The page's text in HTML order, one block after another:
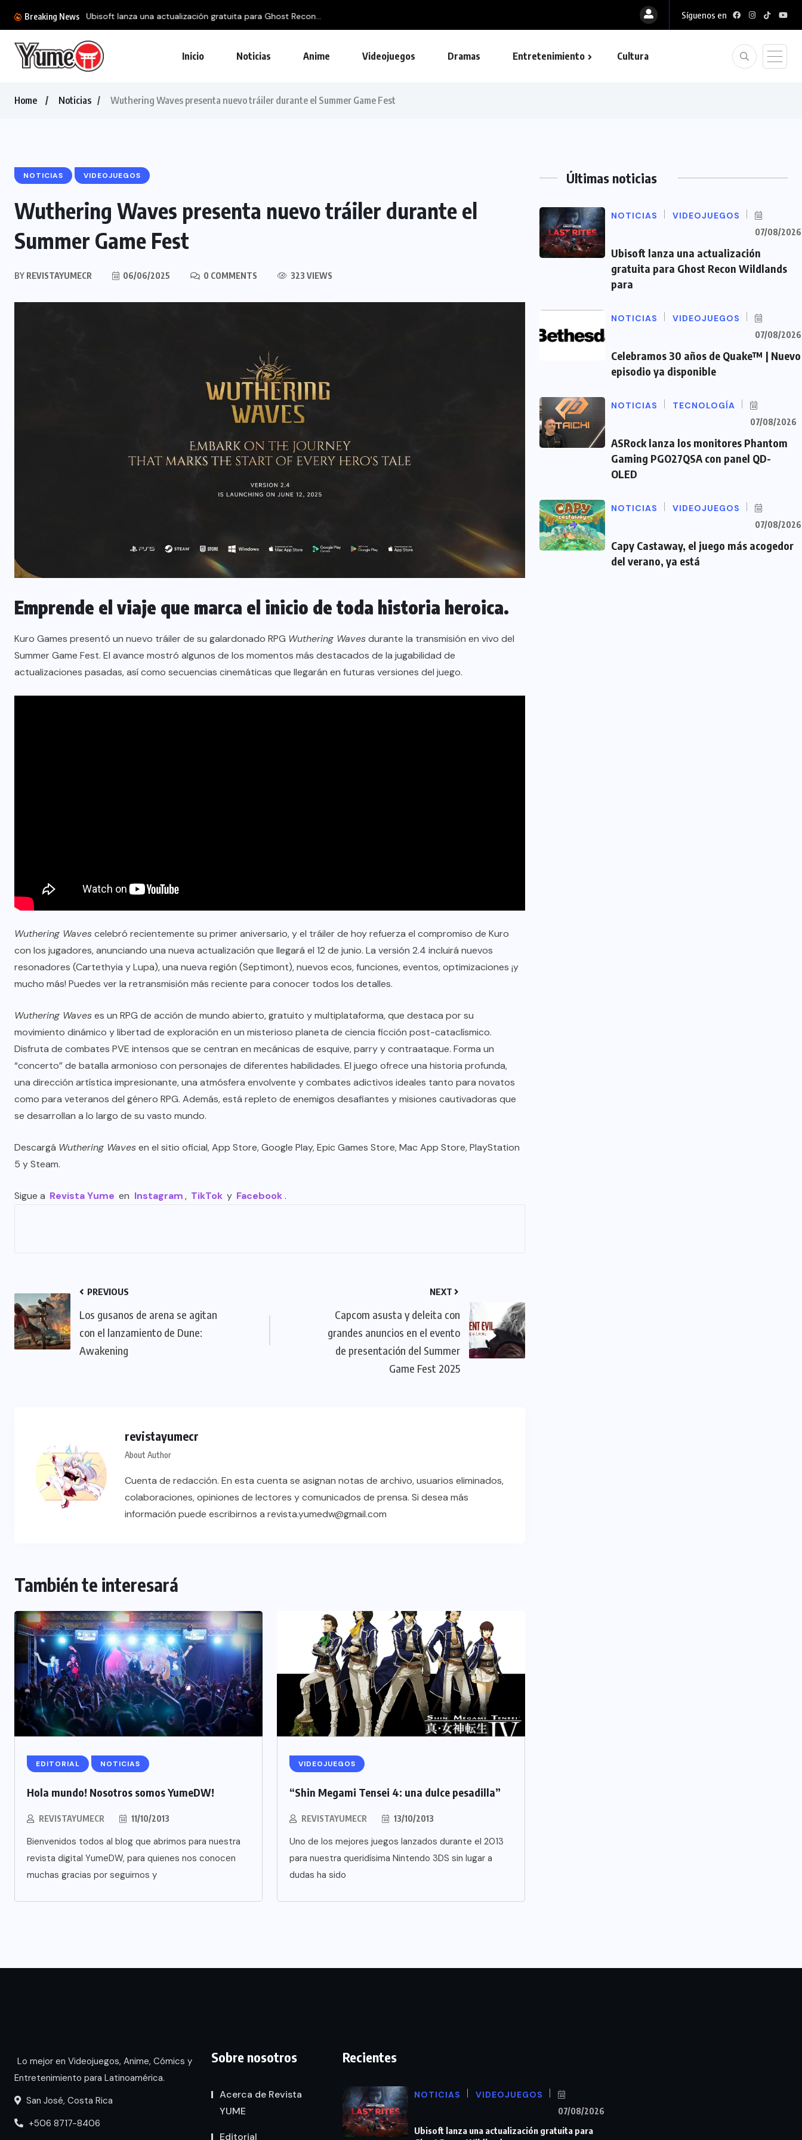
Breaking News Ubisoft lanza una actualización gratuita para Ghost Recon... Síguenos en
Inicio Noticias Anime Videojuegos Dramas Entretenimiento Cultura
Home Noticias Wuthering Waves presenta nuevo tráiler durante el Summer Game Fest
NOTICIAS VIDEOJUEGOS
Wuthering Waves presenta nuevo tráiler durante el
Summer Game Fest
BY REVISTAYUMECR 06/06/2025 0 COMMENTS 323 VIEWS
Emprende el viaje que marca el inicio de toda historia heroica.
Kuro Games presentó un nuevo tráiler de su galardonado RPG Wuthering Wavesdurante la transmisión en vivo del
Summer Game Fest. El avance mostró algunos de los momentos más destacados de la jugabilidad de
actualizaciones pasadas, así como secuencias cinemáticas que llegarán en futuras versiones del juego.
Wuthering Wavescelebró recientemente su primer aniversario, y el tráiler de hoy refuerza el compromiso de Kuro
con los jugadores, anunciando una nueva actualización que llegará el 12 de junio. La versión 2.4 incluirá nuevos
resonadores (Cartethyia y Lupa), una nueva región (Septimont), nuevos ecos, funciones, eventos, optimizaciones ¡y
mucho más! Puedes ver la retransmisión más reciente para conocer todos los detalles.
Wuthering Waveses un RPG de acción de mundo abierto, gratuito y multiplataforma, que destaca por su
movimiento dinámico y libertad de exploración en un misterioso planeta de ciencia ficción post-cataclísmico.
Disfruta de combates PVE intensos que se centran en mecánicas de esquive, parry y contraataque. Forma un
“concerto” de batalla armonioso con personajes de diferentes habilidades. El juego ofrece una historia profunda,
una dirección artística impresionante, una atmósfera envolvente y combates adictivos ideales tanto para novatos
como para veteranos del género RPG. Además, está repleto de enemigos desafiantes y misiones cautivadoras que
se desarrollan a lo largo de su vasto mundo.
Descargá Wuthering Wavesen el sitio oficial, App Store, Google Play, Epic Games Store, Mac App Store, PlayStation
5 y Steam.
Sigue a Revista Yume en Instagram, TikTok y Facebook.
PREVIOUS
Los gusanos de arena se agitan
con el lanzamiento de Dune:
Awakening
NEXT
Capcom asusta y deleita con
grandes anuncios en el evento
de presentación del Summer
Game Fest 2025
revistayumecr
About Author
Cuenta de redacción. En esta cuenta se asignan notas de archivo, usuarios eliminados,
colaboraciones, opiniones de lectores y comunicados de prensa. Si desea más
información puede escribirnos a revista.yumedw@gmail.com
También te interesará
EDITORIAL NOTICIAS
Hola mundo! Nosotros somos YumeDW!
REVISTAYUMECR 11/10/2013
Bienvenidos todos al blog que abrimos para nuestra
revista digital YumeDW, para quienes nos conocen
muchas gracias por seguirnos y
VIDEOJUEGOS
“Shin Megami Tensei 4: una dulce pesadilla”
REVISTAYUMECR 13/10/2013
Uno de los mejores juegos lanzados durante el 2013
para nuestra queridísima Nintendo 3DS sin lugar a
dudas ha sido
Últimas noticias
NOTICIAS VIDEOJUEGOS
07/08/2026
Ubisoft lanza una actualización
gratuita para Ghost Recon Wildlands
para
NOTICIAS VIDEOJUEGOS
07/08/2026
Celebramos 30 años de Quake™ | Nuevo
episodio ya disponible
NOTICIAS TECNOLOGÍA
07/08/2026
ASRock lanza los monitores Phantom
Gaming PGO27QSA con panel QD-
OLED
NOTICIAS VIDEOJUEGOS
07/08/2026
Capy Castaway, el juego más acogedor
del verano, ya está
Lo mejor en Videojuegos, Anime, Cómics y
Entretenimiento para Latinoamérica.
San José, Costa Rica
+506 8717-8406
Sobre nosotros
Acerca de Revista
YUME
Editorial
Recientes
NOTICIAS VIDEOJUEGOS
07/08/2026
Ubisoft lanza una actualización gratuita para